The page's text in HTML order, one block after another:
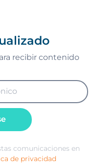
recibir contenido
comunicaciones en
de privacidad